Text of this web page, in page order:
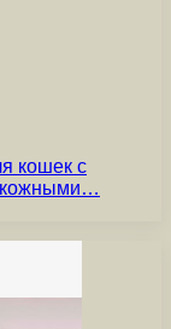
кошек с
кожными…